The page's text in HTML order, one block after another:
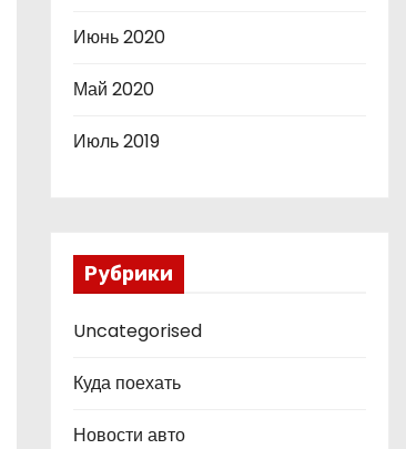
Июнь 2020
Май 2020
Июль 2019
Рубрики
Uncategorised
Куда поехать
Новости авто